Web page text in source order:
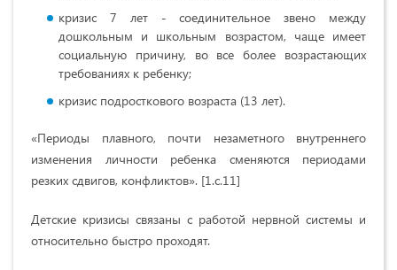
кризис 7 лет - соединительное звено между
дошкольным и школьным возрастом, чаще имеет
социальную причину, во все более возрастающих
требованиях к ребенку;
кризис подросткового возраста (13 лет).
«Периоды плавного, почти незаметного внутреннего
изменения личности ребенка сменяются периодами
резких сдвигов, конфликтов». [1.с.11]
Детские кризисы связаны с работой нервной системы и
относительно быстро проходят.